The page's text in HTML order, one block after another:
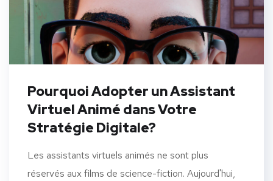
Pourquoi Adopter un Assistant
Virtuel Animé dans Votre
Stratégie Digitale?
Les assistants virtuels animés ne sont plus
réservés aux films de science-fiction. Aujourd'hui,